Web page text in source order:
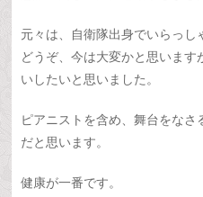
元々は、自衛隊出身でいらっし
どうぞ、今は大変かと思いま
いしたいと思いました。
ピアニストを含め、舞台をな
だと思います。
健康が一番です。